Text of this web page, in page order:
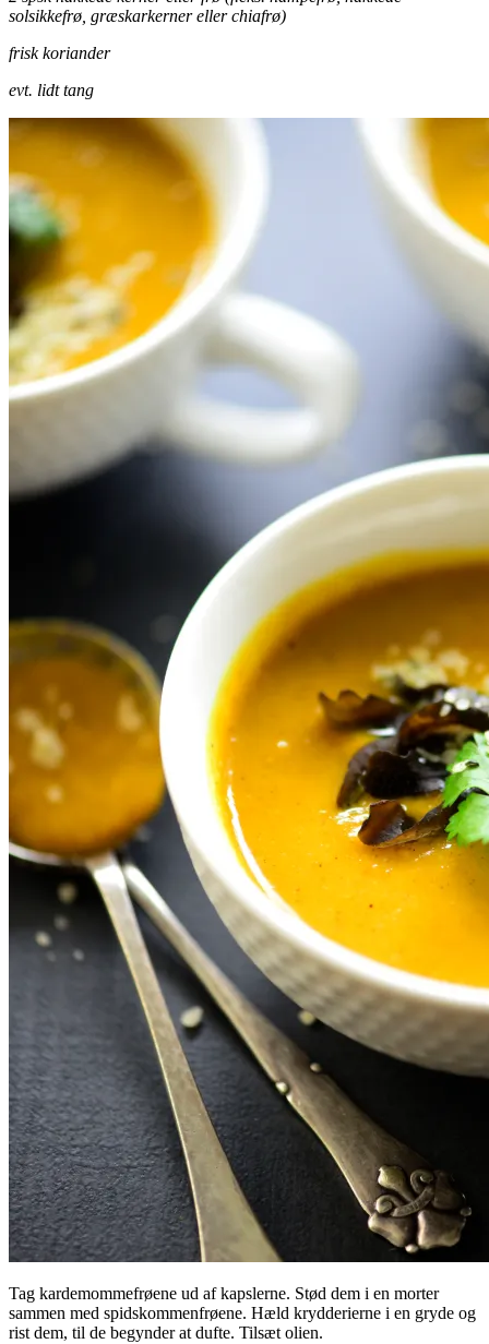
solsikkefrø, græskarkerner eller chiafrø)
frisk koriander
evt. lidt tang
Tag kardemommefrøene ud af kapslerne. Stød dem i en morter
sammen med spidskommenfrøene. Hæld krydderierne i en gryde og
rist dem, til de begynder at dufte. Tilsæt olien.